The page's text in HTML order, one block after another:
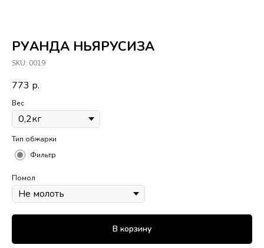
РУАНДА НЬЯРУСИЗА
SKU: 0019
773 р.
Вес
Тип обжарки
Фильтр
Помол
В корзину